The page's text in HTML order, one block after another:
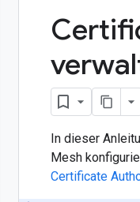
In dieser
Mesh
Certificate